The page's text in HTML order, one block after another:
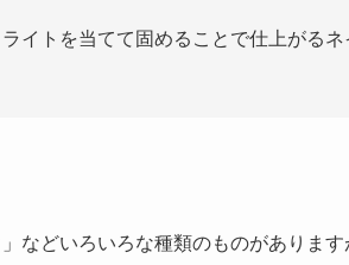
イトを当てて固めることで仕上がるネ
などいろいろな種類のものがあります